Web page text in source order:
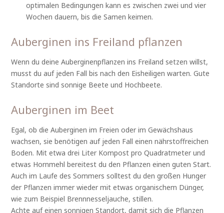
optimalen Bedingungen kann es zwischen zwei und vier
Wochen dauern, bis die Samen keimen.
Auberginen ins Freiland pflanzen
Wenn du deine Auberginenpflanzen ins Freiland setzen willst,
musst du auf jeden Fall bis nach den Eisheiligen warten. Gute
Standorte sind sonnige Beete und Hochbeete.
Auberginen im Beet
Egal, ob die Auberginen im Freien oder im Gewächshaus
wachsen, sie benötigen auf jeden Fall einen nährstoffreichen
Boden. Mit etwa drei Liter Kompost pro Quadratmeter und
etwas Hornmehl bereitest du den Pflanzen einen guten Start.
Auch im Laufe des Sommers solltest du den großen Hunger
der Pflanzen immer wieder mit etwas organischem Dünger,
wie zum Beispiel Brennnesseljauche, stillen.
Achte auf einen sonnigen Standort, damit sich die Pflanzen